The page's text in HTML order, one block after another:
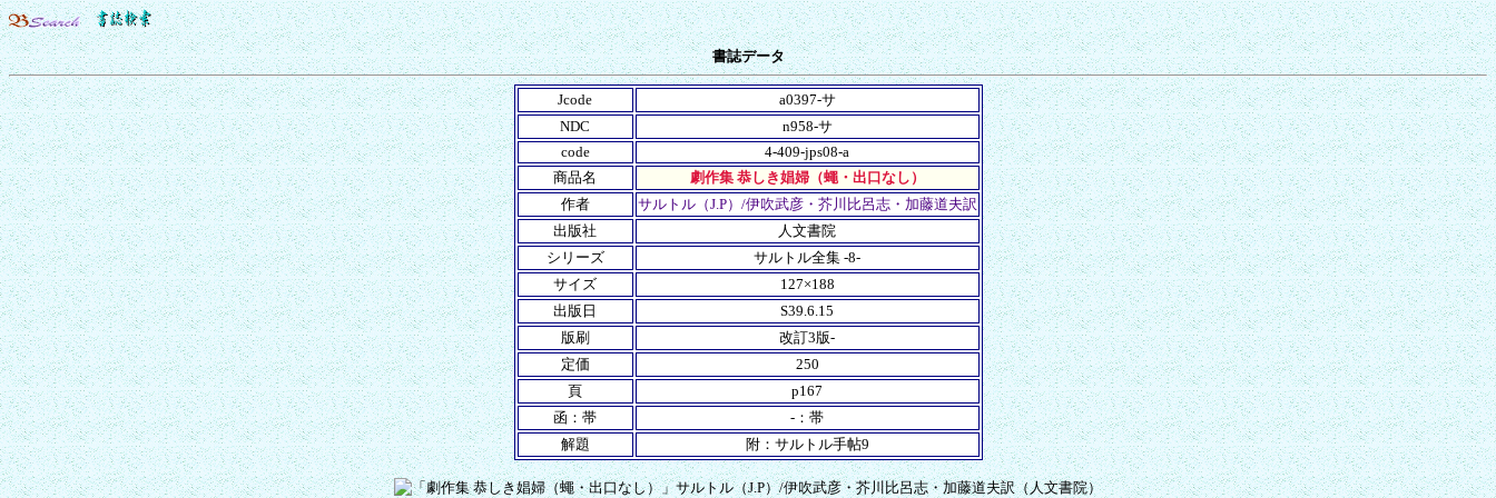
書誌データ
Jcode
a0397-サ
NDC
n958-サ
code
4-409-jps08-a
商品名
劇作集 恭しき娼婦（蠅・出口なし）
作者
サルトル（J.P）/伊吹武彦・芥川比呂志・加藤道夫訳
出版社
人文書院
シリーズ
サルトル全集 -8-
サイズ
127×188
出版日
S39.6.15
版刷
改訂3版-
定価
250
頁
p167
函：帯
-：帯
解題
附：サルトル手帖9